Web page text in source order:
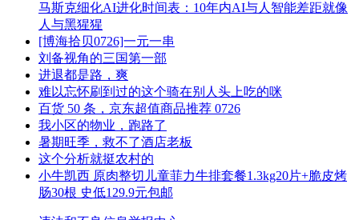
马斯克细化AI进化时间表：10年内AI与人智能差距就像
人与黑猩猩
[博海拾贝0726]一元一串
刘备视角的三国第一部
进退都是路，爽
难以忘怀刷到过的这个骑在别人头上吃的咪
百货 50 条，京东超值商品推荐 0726
我小区的物业，跑路了
暑期旺季，救不了酒店老板
这个分析就挺农村的
小牛凯西 原肉整切儿童菲力牛排套餐1.3kg20片+脆皮烤
肠30根 史低129.9元包邮